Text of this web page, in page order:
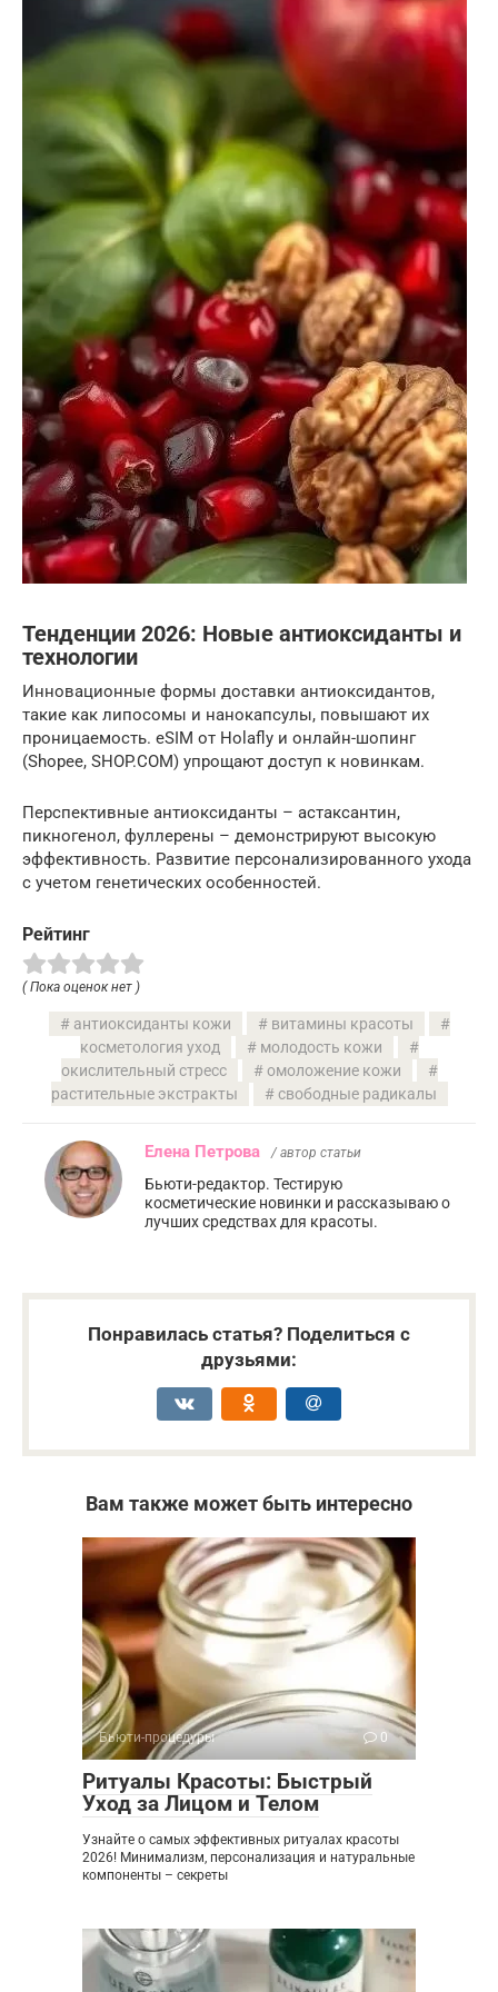
Тенденции 2026: Новые антиоксиданты и
технологии
Инновационные формы доставки антиоксидантов,
такие как липосомы и нанокапсулы, повышают их
проницаемость. eSIM от Holafly и онлайн-шопинг
(Shopee, SHOP.COM) упрощают доступ к новинкам.
Перспективные антиоксиданты – астаксантин,
пикногенол, фуллерены – демонстрируют высокую
эффективность. Развитие персонализированного ухода
с учетом генетических особенностей.
Рейтинг
( Пока оценок нет )
антиоксиданты кожи
витамины красоты
косметология уход
молодость кожи
окислительный стресс
омоложение кожи
растительные экстракты
свободные радикалы
Елена Петрова / автор статьи
Бьюти-редактор. Тестирую
косметические новинки и рассказываю о
лучших средствах для красоты.
Понравилась статья? Поделиться с
друзьями:
Вам также может быть интересно
Бьюти-процедуры 0
Ритуалы Красоты: Быстрый
Уход за Лицом и Телом
Узнайте о самых эффективных ритуалах красоты
2026! Минимализм, персонализация и натуральные
компоненты – секреты